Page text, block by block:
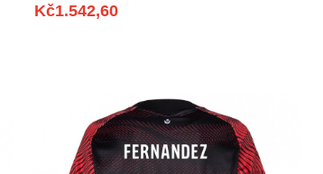
Kč1.542,60